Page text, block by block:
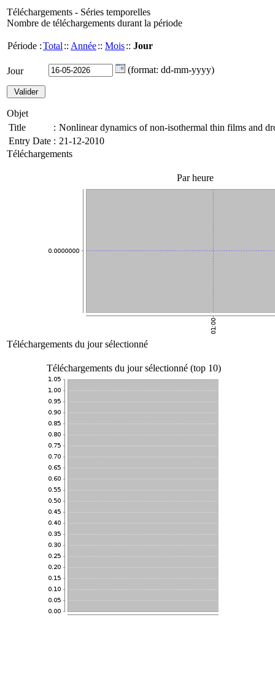
Téléchargements - Séries temporelles
Nombre de téléchargements durant la période
Période :Total :: Année:: Mois:: Jour
Jour (format: dd-mm-yyyy)
Objet
Title
: Nonlinear dynamics of non-isothermal thin films and
Entry Date : 21-12-2010
Téléchargements
Par heure
Téléchargements du jour sélectionné
Téléchargements du jour sélectionné (top 10)